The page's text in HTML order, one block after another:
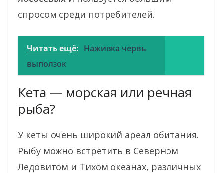
спросом среди потребителей.
Читать ещё: Наживка червь
выползок
Кета — морская или речная
рыба?
У кеты очень широкий ареал обитания.
Рыбу можно встретить в Северном
Ледовитом и Тихом океанах, различных